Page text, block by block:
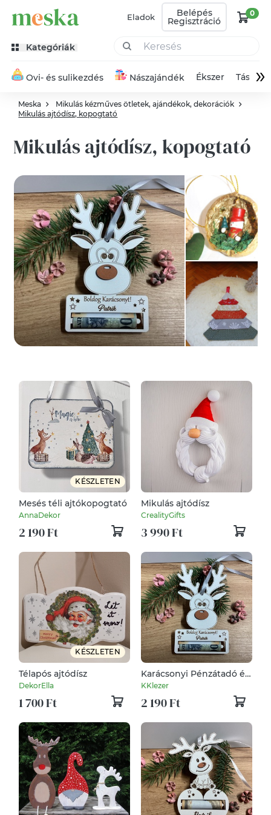
Eladok Belépés
Regisztráció
0
Kategóriák
Ovi- és sulikezdés Nászajándék Ékszer Táska»
Meska
Mikulás kézműves ötletek, ajándékok, dekorációk
Mikulás ajtódísz, kopogtató
Mikulás ajtódísz, kopogtató
KÉSZLETEN
Mesés téli ajtókopogtató
AnnaDekor
2 190 Ft
Mikulás ajtódísz
CrealityGifts
3 990 Ft
KÉSZLETEN
Télapós ajtódísz
DekorElla
1 700 Ft
Karácsonyi Pénzátadó és
karácsonyfa dísz
KKlezer
2 190 Ft